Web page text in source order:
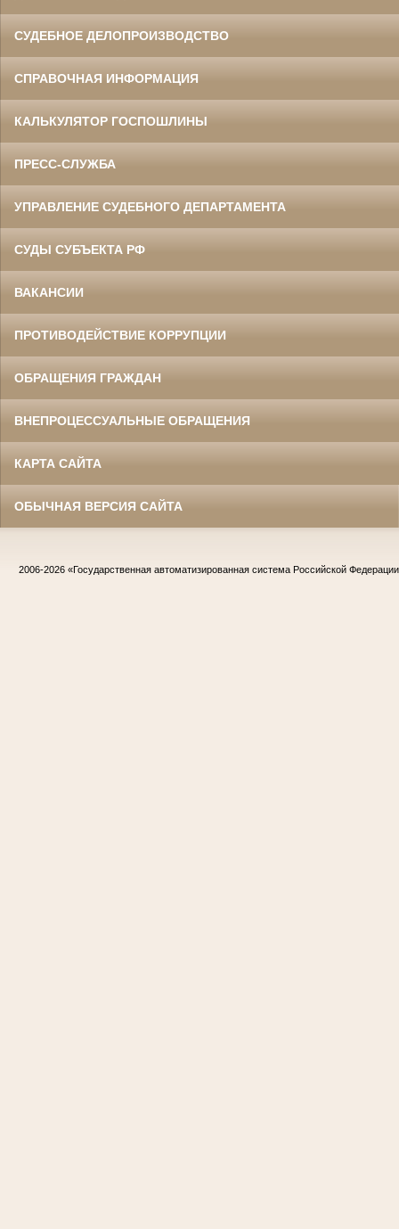
СУДЕБНОЕ ДЕЛОПРОИЗВОДСТВО
СПРАВОЧНАЯ ИНФОРМАЦИЯ
КАЛЬКУЛЯТОР ГОСПОШЛИНЫ
ПРЕСС-СЛУЖБА
УПРАВЛЕНИЕ СУДЕБНОГО ДЕПАРТАМЕНТА
СУДЫ СУБЪЕКТА РФ
ВАКАНСИИ
ПРОТИВОДЕЙСТВИЕ КОРРУПЦИИ
ОБРАЩЕНИЯ ГРАЖДАН
ВНЕПРОЦЕССУАЛЬНЫЕ ОБРАЩЕНИЯ
КАРТА САЙТА
ОБЫЧНАЯ ВЕРСИЯ САЙТА
2006-2026 «Государственная автоматизированная система Российской